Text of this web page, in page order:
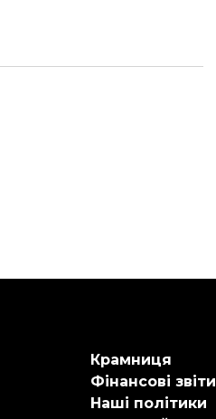
Крамниця
Фінансові звіти
Наші політики